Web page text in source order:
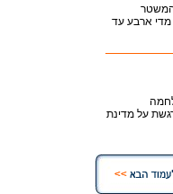
המשטר
מדי ארבע עד
על מדינת